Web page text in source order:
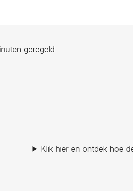
geregeld
Klik hier en ontdek hoe